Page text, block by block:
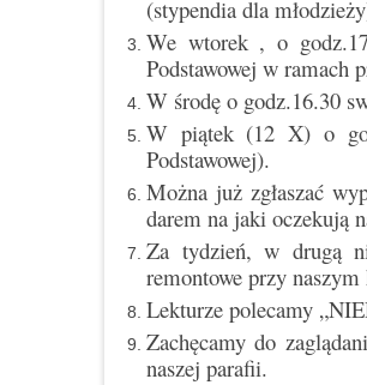
(stypendia dla
We wtorek , o
Podstawowej w ramach
W środę o godz.16.30
W piątek (12 X) o
Podstawowej).
Można już zgłaszać
darem na jaki oczekują
Za tydzień, w drugą
remontowe przy naszym
Lekturze polecamy
Zachęcamy do
naszej parafii.